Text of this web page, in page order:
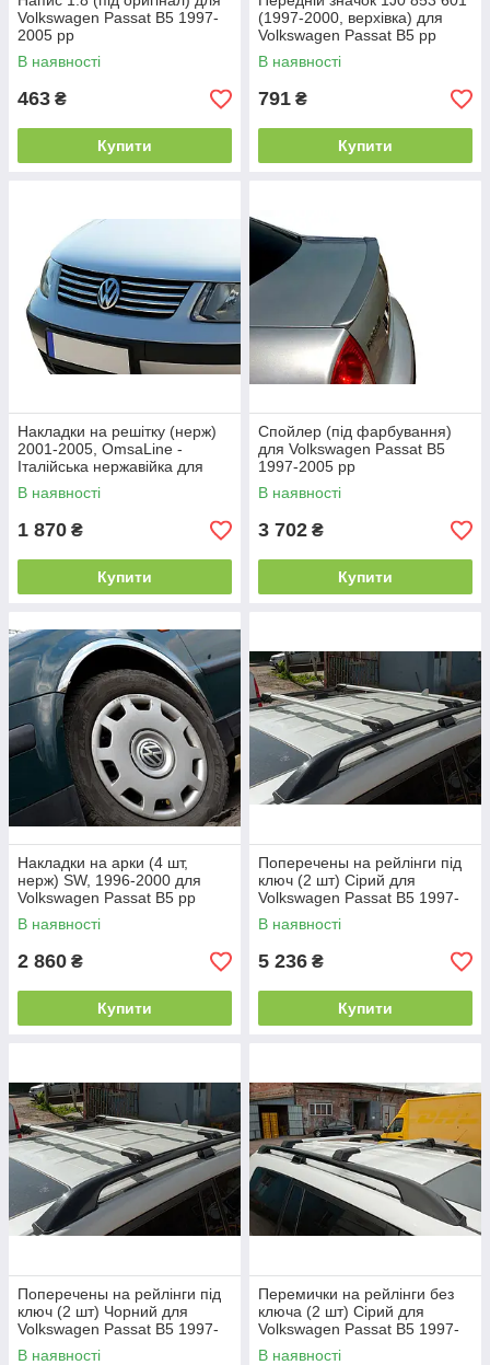
Volkswagen Passat B5 1997-
2005 рр
В наявності
463 ₴
Купити
(1997-2000, верхівка) для
Volkswagen Passat B5 рр
В наявності
791 ₴
Купити
Накладки на решітку (нерж)
2001-2005, OmsaLine -
Італійська нержавійка для
Volkswagen Passat B5 рр
В наявності
1 870 ₴
Купити
Спойлер (під фарбування)
для Volkswagen Passat B5
1997-2005 рр
В наявності
3 702 ₴
Купити
Накладки на арки (4 шт,
нерж) SW, 1996-2000 для
Volkswagen Passat B5 рр
В наявності
2 860 ₴
Купити
Поперечены на рейлінги під
ключ (2 шт) Сірий для
Volkswagen Passat B5 1997-
2005 рр
В наявності
5 236 ₴
Купити
Поперечены на рейлінги під
ключ (2 шт) Чорний для
Volkswagen Passat B5 1997-
2005 рр
В наявності
Перемички на рейлінги без
ключа (2 шт) Сірий для
Volkswagen Passat B5 1997-
2005 рр
В наявності